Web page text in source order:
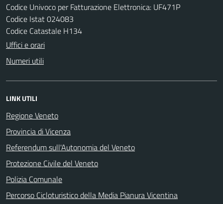
Codice Univoco per Fatturazione Elettronica: UF471P
Codice Istat 024083
Codice Catastale H134
Uffici e orari
Numeri utili
LINK UTILI
Regione Veneto
Provincia di Vicenza
Referendum sull'Autonomia del Veneto
Protezione Civile del Veneto
Polizia Comunale
Percorso Cicloturistico della Media Pianura Vicentina